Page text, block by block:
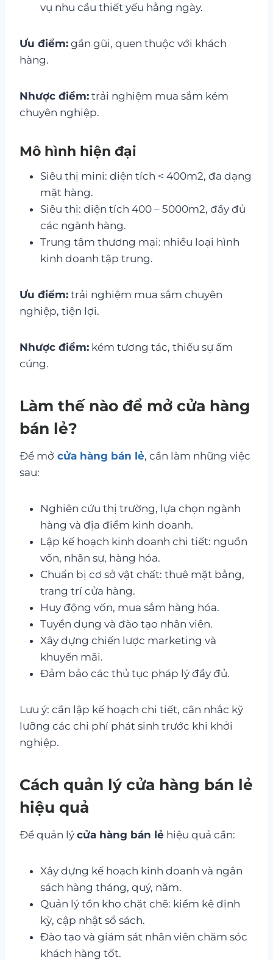
vụ nhu cầu thiết yếu hằng ngày.
Ưu điểm: gần gũi, quen thuộc với khách
hàng.
Nhược điểm: trải nghiệm mua sắm kém
chuyên nghiệp.
Mô hình hiện đại
Siêu thị mini: diện tích < 400m2, đa dạng
mặt hàng.
Siêu thị: diện tích 400 – 5000m2, đầy đủ
các ngành hàng.
Trung tâm thương mại: nhiều loại hình
kinh doanh tập trung.
Ưu điểm: trải nghiệm mua sắm chuyên
nghiệp, tiện lợi.
Nhược điểm: kém tương tác, thiếu sự ấm
cúng.
Làm thế nào để mở cửa hàng
bán lẻ?
Để mở cửa hàng bán lẻ, cần làm những việc
sau:
Nghiên cứu thị trường, lựa chọn ngành
hàng và địa điểm kinh doanh.
Lập kế hoạch kinh doanh chi tiết: nguồn
vốn, nhân sự, hàng hóa.
Chuẩn bị cơ sở vật chất: thuê mặt bằng,
trang trí cửa hàng.
Huy động vốn, mua sắm hàng hóa.
Tuyển dụng và đào tạo nhân viên.
Xây dựng chiến lược marketing và
khuyến mãi.
Đảm bảo các thủ tục pháp lý đầy đủ.
Lưu ý: cần lập kế hoạch chi tiết, cân nhắc kỹ
lưỡng các chi phí phát sinh trước khi khởi
nghiệp.
Cách quản lý cửa hàng bán lẻ
hiệu quả
Để quản lý cửa hàng bán lẻ hiệu quả cần:
Xây dựng kế hoạch kinh doanh và ngân
sách hàng tháng, quý, năm.
Quản lý tồn kho chặt chẽ: kiểm kê định
kỳ, cập nhật sổ sách.
Đào tạo và giám sát nhân viên chăm sóc
khách hàng tốt.